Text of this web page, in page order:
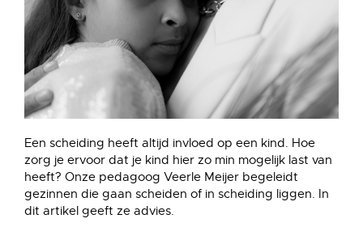
Een scheiding heeft altijd invloed op een kind. Hoe
zorg je ervoor dat je kind hier zo min mogelijk last van
heeft? Onze pedagoog Veerle Meijer begeleidt
gezinnen die gaan scheiden of in scheiding liggen. In
dit artikel geeft ze advies.